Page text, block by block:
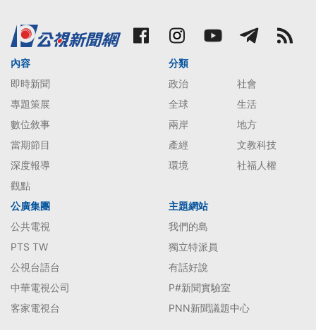
內容
即時新聞
專題策展
數位敘事
當期節目
深度報導
觀點
分類
政治
社會
全球
生活
兩岸
地方
產經
文教科技
環境
社福人權
公廣集團
公共電視
PTS TW
公視台語台
中華電視公司
客家電視台
主題網站
我們的島
獨立特派員
有話好說
P#新聞實驗室
PNN新聞議題中心